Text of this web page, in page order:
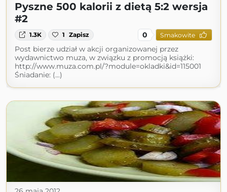
Pyszne 500 kalorii z dietą 5:2 wersja
#2
1.3K 1 Zapisz 0 Smakowite
Post bierze udział w akcji organizowanej przez
wydawnictwo muza, w związku z promocją książki:
http://www.muza.com.pl/?module=okladki&id=115001
Śniadanie: (...)